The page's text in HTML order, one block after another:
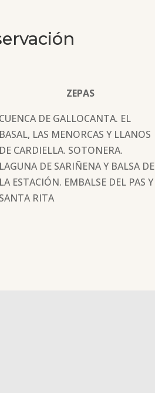
ZEPAS
CUENCA DE GALLOCANTA. EL
BASAL, LAS MENORCAS Y LLANOS
DE CARDIELLA. SOTONERA.
LAGUNA DE SARIÑENA Y BALSA DE
LA ESTACIÓN. EMBALSE DEL PAS Y
SANTA RITA